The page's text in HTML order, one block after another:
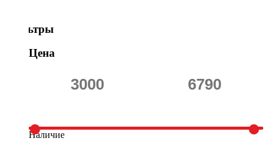
Фильтры
Цена
Наличие